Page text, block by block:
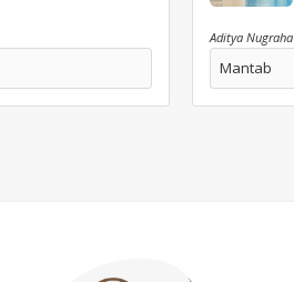
Aditya Nugraha
Mantab